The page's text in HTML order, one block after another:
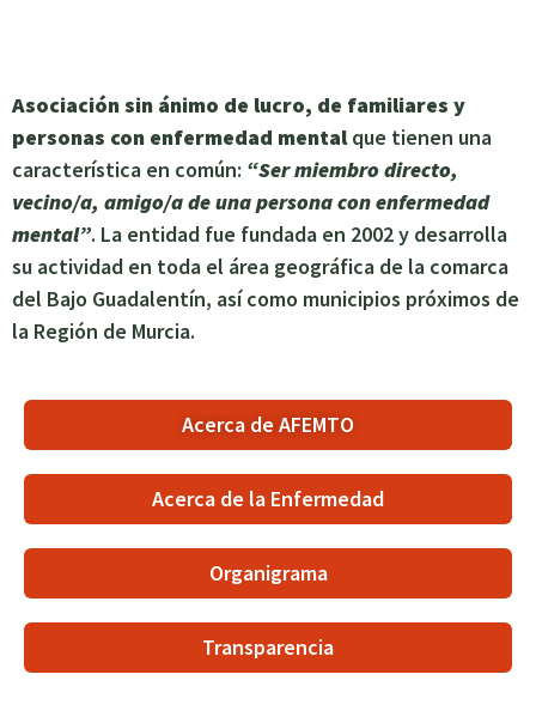
Asociación sin ánimo de lucro, de familiares y
personas con enfermedad mentalque tienen una
característica en común: “Ser miembro directo,
vecino/a, amigo/a de una persona con enfermedad
mental”. La entidad fue fundada en 2002 y desarrolla
su actividad en toda el área geográfica de la comarca
del Bajo Guadalentín, así como municipios próximos de
la Región de Murcia.
Acerca de AFEMTO
Acerca de la Enfermedad
Organigrama
Transparencia